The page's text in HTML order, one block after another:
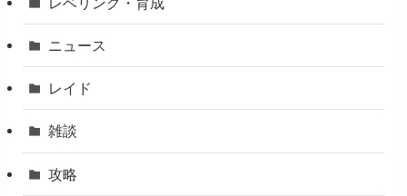
ニュース
レイド
雑談
攻略